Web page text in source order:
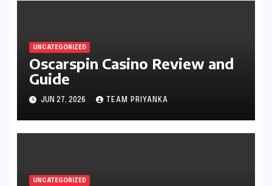
UNCATEGORIZED
Oscarspin Casino Review and
Guide
JUN 27, 2026 TEAM PRIYANKA
UNCATEGORIZED